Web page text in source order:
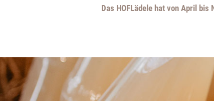
Das HOFLädele hat von April bis